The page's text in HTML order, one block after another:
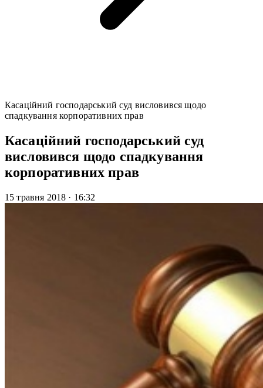
Касаційний господарський суд висловився щодо
спадкування корпоративних прав
Касаційний господарський суд
висловився щодо спадкування
корпоративних прав
15 травня 2018 · 16:32